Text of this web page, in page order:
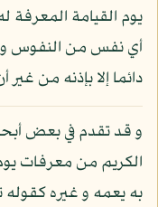
يوم القيامة المعرفة
أي نفس من النفوس
دائما إلا بإذنه من
و قد تقدم في بعض
الكريم من معرفات
به يعمه و غيره